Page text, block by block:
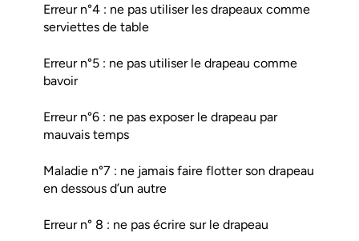
Erreur n°4 : ne pas utiliser les drapeaux comme
serviettes de table
Erreur n°5 : ne pas utiliser le drapeau comme
bavoir
Erreur n°6 : ne pas exposer le drapeau par
mauvais temps
Maladie n°7 : ne jamais faire flotter son drapeau
en dessous d’un autre
Erreur n° 8 : ne pas écrire sur le drapeau